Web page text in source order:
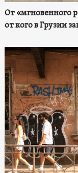
От «мгновенного
от кого в Грузии